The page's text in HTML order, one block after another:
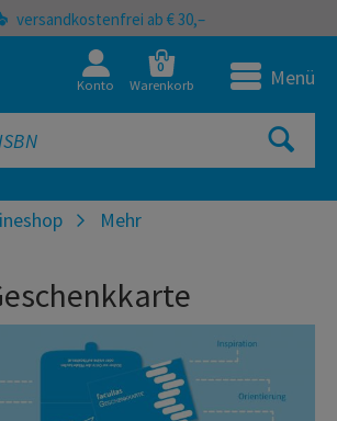
versandkostenfrei ab € 30,–
Konto
0
Warenkorb Menü
Mehr